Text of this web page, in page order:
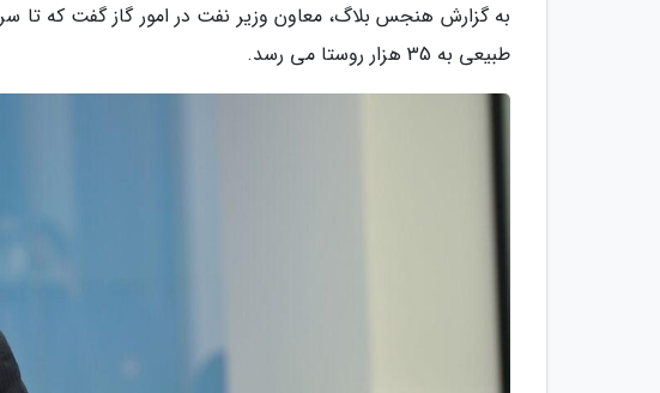
به گزارش هنجس بلاگ، معاون وزیر نفت در امور گاز گفت که تا
طبیعی به 35 هزار روستا می رسد.